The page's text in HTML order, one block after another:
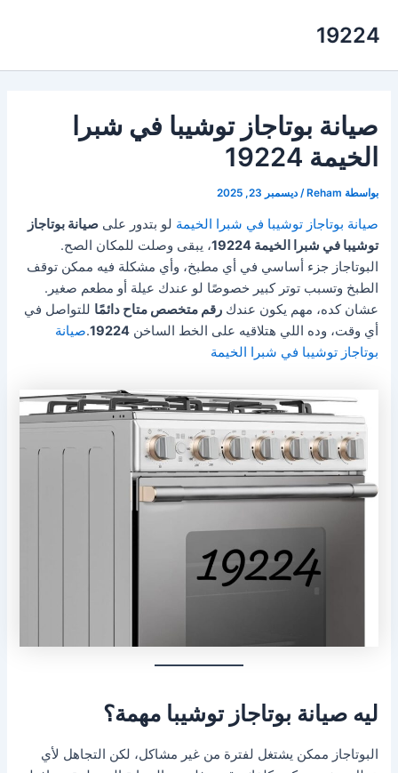
19224
صيانة بوتاجاز توشيبا في شبرا
الخيمة 19224
بواسطة Reham
/ديسمبر 23, 2025
صيانة بوتاجاز توشيبا في شبرا الخيمة لو بتدور علىصيانة بوتاجاز
توشيبا في شبرا الخيمة 19224
، يبقى وصلت للمكان الصح.
البوتاجاز جزء أساسي في أي مطبخ، وأي مشكلة فيه ممكن توقف
الطبخ وتسبب توتر كبير خصوصًا لو عندك عيلة أو مطعم صغير.
عشان كده، مهم يكون عندكرقم متخصص متاح دائمًا للتواصل في
أي وقت، وده اللي هتلاقيه على الخط الساخن19224
.صيانة
بوتاجاز توشيبا في شبرا الخيمة
ليه صيانة بوتاجاز توشيبا مهمة؟
البوتاجاز ممكن يشتغل لفترة من غير مشاكل، لكن التجاهل لأي